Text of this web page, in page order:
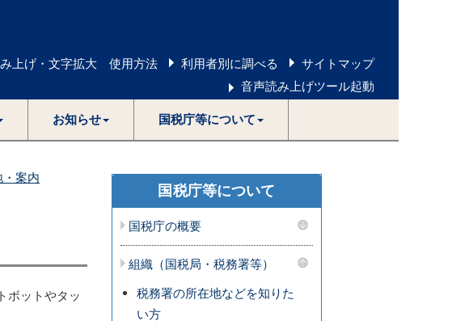
上げ・文字拡大 使用方法 利用者別に調べる
サイトマップ
音声読み上げツール起動
お知らせ 国税庁等について
案内
ボットやタッ
国税庁等について
国税庁の概要
組織（国税局・税務署等）
税務署の所在地などを知りた
い方